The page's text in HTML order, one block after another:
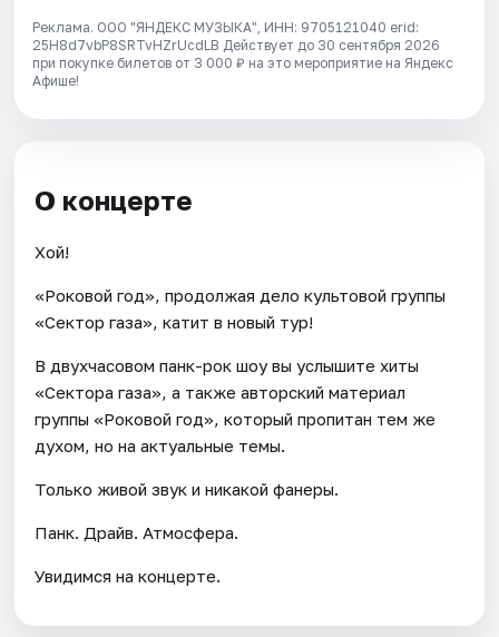
Реклама. ООО "ЯНДЕКС МУЗЫКА", ИНН: 9705121040 erid:
25H8d7vbP8SRTvHZrUcdLB Действует до 30 сентября 2026
при покупке билетов от 3 000 ₽ на это мероприятие на Яндекс
Афише!
О концерте
Хой!
«Роковой год», продолжая дело культовой группы
«Сектор газа», катит в новый тур!
В двухчасовом панк-рок шоу вы услышите хиты
«Сектора газа», а также авторский материал
группы «Роковой год», который пропитан тем же
духом, но на актуальные темы.
Только живой звук и никакой фанеры.
Панк. Драйв. Атмосфера.
Увидимся на концерте.